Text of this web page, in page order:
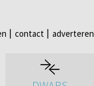
contact adverteren